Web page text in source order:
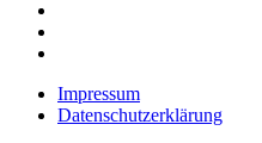
Impressum
Datenschutzerklärung